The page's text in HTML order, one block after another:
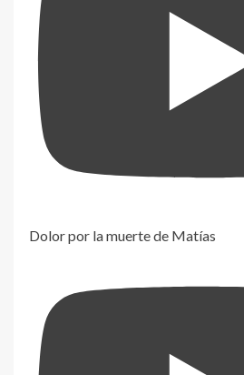
Dolor por la muerte de Matías